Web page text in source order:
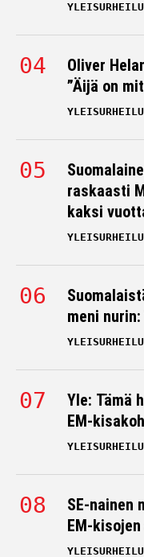
YLEISURHEILU
Oliver
”Äijä on
YLEISURHEILU
raskaasti
kaksi
YLEISURHEILU
meni
YLEISURHEILU
Yle: Tämä
EM-
YLEISURHEILU
SE-nainen
EM-
YLEISURHEILU